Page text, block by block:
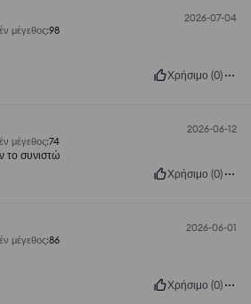
2026-07-04
μέγεθος:98
Χρήσιμο (0)
2026-06-12
μέγεθος:74
το συνιστώ
Χρήσιμο (0)
2026-06-01
μέγεθος:86
Χρήσιμο (0)